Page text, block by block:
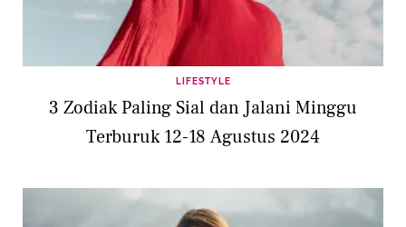
LIFESTYLE
3 Zodiak Paling Sial dan Jalani Minggu
Terburuk 12-18 Agustus 2024